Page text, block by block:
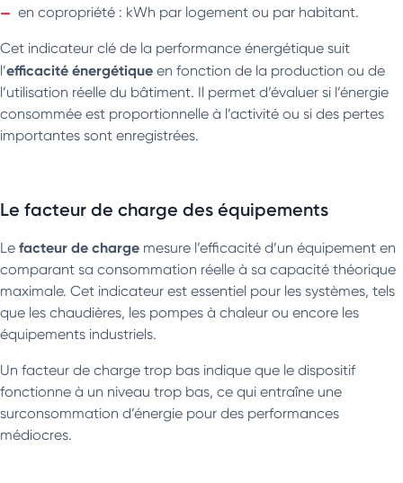
en copropriété : kWh par logement ou par habitant.
Cet indicateur clé de la performance énergétique suit
l’efficacité énergétique en fonction de la production ou de
l’utilisation réelle du bâtiment. Il permet d’évaluer si l’énergie
consommée est proportionnelle à l’activité ou si des pertes
importantes sont enregistrées.
Le facteur de charge des équipements
Le facteur de charge mesure l’efficacité d’un équipement en
comparant sa consommation réelle à sa capacité théorique
maximale. Cet indicateur est essentiel pour les systèmes, tels
que les chaudières, les pompes à chaleur ou encore les
équipements industriels.
Un facteur de charge trop bas indique que le dispositif
fonctionne à un niveau trop bas, ce qui entraîne une
surconsommation d’énergie pour des performances
médiocres.